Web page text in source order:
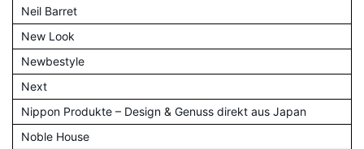
Neil Barret
New Look
Newbestyle
Next
Nippon Produkte – Design & Genuss direkt aus Japan
Noble House